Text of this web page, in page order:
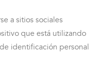
a sitios sociales
que está utilizando
identificación personal